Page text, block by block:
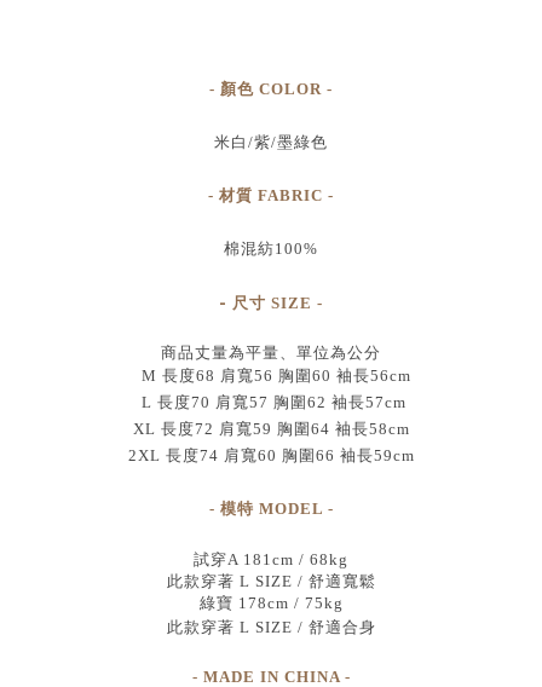
- 顏色 COLOR -
米白/紫/墨綠色
- 材質 FABRIC -
棉混紡100%
- 尺寸 SIZE -
商品丈量為平量、單位為公分
M 長度68 肩寬56 胸圍60 袖長56cm
L 長度70 肩寬57 胸圍62 袖長57cm
XL 長度72 肩寬59 胸圍64 袖長58cm
2XL 長度74 肩寬60 胸圍66 袖長59cm
- 模特 MODEL -
試穿A 181cm / 68kg
此款穿著 L SIZE / 舒適寬鬆
綠寶 178cm / 75kg
此款穿著 L SIZE / 舒適合身
- MADE IN CHINA -